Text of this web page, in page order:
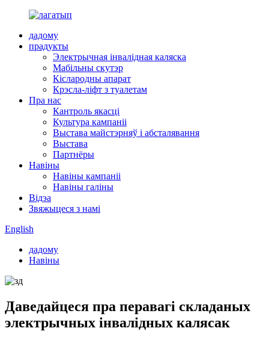
дадому
прадукты
Электрычная інвалідная каляска
Мабільны скутэр
Кіслародны апарат
Крэсла-ліфт з туалетам
Пра нас
Кантроль якасці
Культура кампаніі
Выстава майстэрняў і абсталявання
Выстава
Партнёры
Навіны
Навіны кампаніі
Навіны галіны
Відэа
Звяжыцеся з намі
English
дадому
Навіны
Даведайцеся пра перавагі складаных
электрычных інвалідных калясак